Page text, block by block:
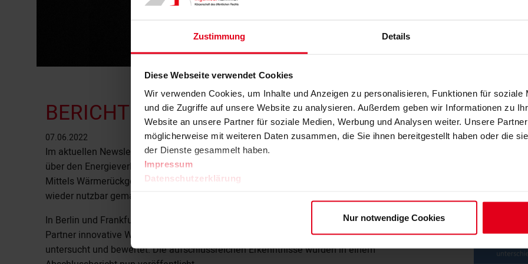
Zustimmung Details
Diese Webseite verwendet Cookies
Wir verwenden Cookies, um Inhalte und Anzeigen zu personalisieren, Funktionen für soziale
und die Zugriffe auf unsere Website zu analysieren. Außerdem geben wir Informationen zu
Website an unsere Partner für soziale Medien, Werbung und Analysen weiter. Unsere
möglicherweise mit weiteren Daten zusammen, die Sie ihnen bereitgestellt haben oder die
der Dienste gesammelt haben.
Impressum
Datenschutzerklärung
Nur notwendige Cookies
BERICHT DBU | Wärmelecks in der Gebäudetechnik
07.06.2022
Im aktuellen Newsletter der Deutschen Bundesstiftung Umwelt wurde ein interessanter Artikel
über den Energieverlust über die Abwasserrohre in einem gedämmten Mehrfamilienhaus.
Mittels Wärmerückgewinnung kann diese Energie, die sonst in der Kanalisation verloren geht,
wieder nutzbar gemacht werden.
In Berlin und Frankfurt am Main wurden Mehrfamilienhäuser durch das Ingenieurbüros Nolde &
Partner innovative Wasserkonzepte mit Wärmerückgewinnungssystemen im Praxisbetrieb
untersucht und bewertet. Die aufschlussreichen Erkenntnisse wurden in einem